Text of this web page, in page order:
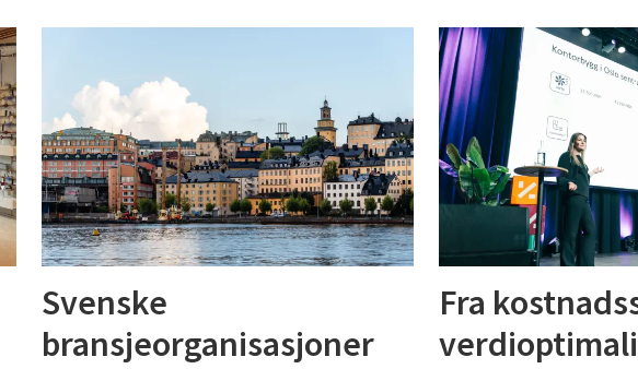
Svenske
bransjeorganisasjoner
Fra